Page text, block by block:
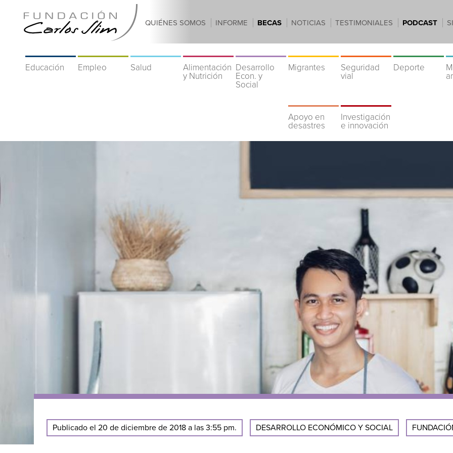
QUIÉNES SOMOS INFORME BECAS NOTICIAS TESTIMONIALES PODCAST
Educación Empleo Salud
Alimentación
y Nutrición
Desarrollo
Econ. y
Social
Migrantes
Seguridad
vial
Deporte
Apoyo en
desastres
Investigación
e innovación
Publicado el 20 de diciembre de 2018 a las 3:55 pm. DESARROLLO ECONÓMICO Y SOCIAL